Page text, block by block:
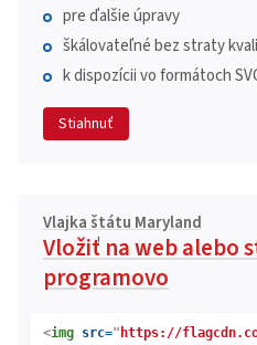
pre ďalšie úpravy
škálovateľné bez straty
k dispozícii vo formátoch
Stiahnuť
Vlajka štátu Maryland
Vložiť na web alebo
programovo
<img src=" https://